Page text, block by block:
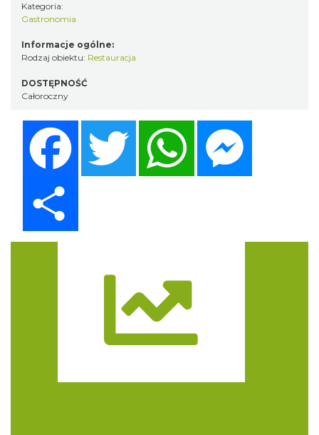
Kategoria:
Gastronomia
Informacje ogólne:
Rodzaj obiektu: Restauracja
DOSTĘPNOŚĆ
Całoroczny
Twitter WhatsApp